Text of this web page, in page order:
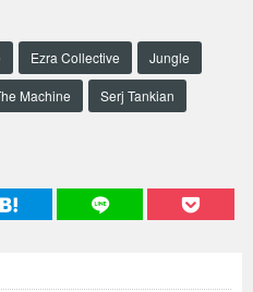
Ezra Collective Jungle
Machine Serj Tankian